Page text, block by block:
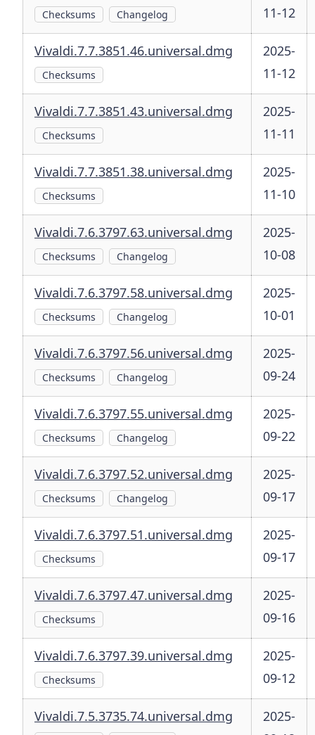
Checksums Changelog
11-12
Vivaldi.7.7.3851.46.universal.dmg
Checksums
2025-
11-12
Vivaldi.7.7.3851.43.universal.dmg
Checksums
2025-
11-11
Vivaldi.7.7.3851.38.universal.dmg
Checksums
2025-
11-10
Vivaldi.7.6.3797.63.universal.dmg
Checksums Changelog
2025-
10-08
Vivaldi.7.6.3797.58.universal.dmg
Checksums Changelog
2025-
10-01
Vivaldi.7.6.3797.56.universal.dmg
Checksums Changelog
2025-
09-24
Vivaldi.7.6.3797.55.universal.dmg
Checksums Changelog
2025-
09-22
Vivaldi.7.6.3797.52.universal.dmg
Checksums Changelog
2025-
09-17
Vivaldi.7.6.3797.51.universal.dmg
Checksums
2025-
09-17
Vivaldi.7.6.3797.47.universal.dmg
Checksums
2025-
09-16
Vivaldi.7.6.3797.39.universal.dmg
Checksums
2025-
09-12
Vivaldi.7.5.3735.74.universal.dmg
2025-